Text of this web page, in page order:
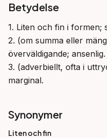
Betydelse
1. Liten och fin i formen;
2. (om summa eller
överväldigande; ansenlig.
3. (adverbiellt, ofta i
marginal.
Synonymer
Liten och fin